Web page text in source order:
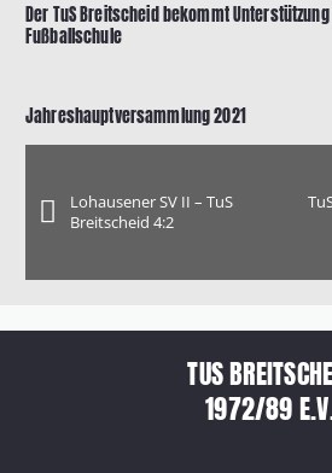
Der TuS Breitscheid bekommt
Fußballschule
Jahreshauptversammlung 2021
Lohausener SV II – TuS
Breitscheid 4:2
TUS
1972/89